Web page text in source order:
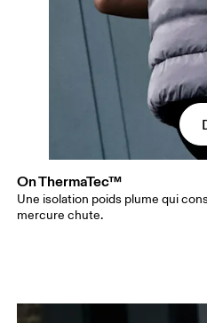
On ThermaTec™
Une isolation poids plume qui
mercure chute.